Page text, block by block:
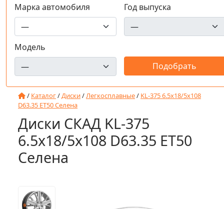
Марка автомобиля Год выпуска
Модель
/ Каталог/Диски/Легкосплавные/ KL-375 6.5x18/5x108
D63.35 ET50 Селена
Диски СКАД KL-375
6.5x18/5x108 D63.35 ET50
Селена